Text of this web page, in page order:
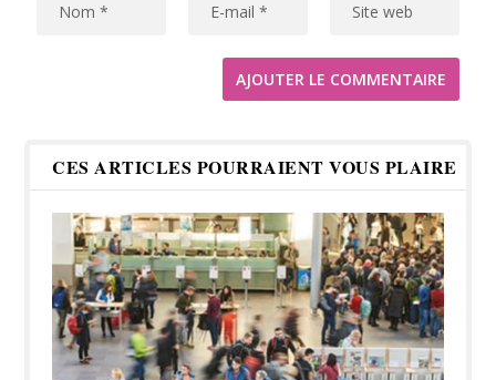
CES ARTICLES POURRAIENT VOUS PLAIRE